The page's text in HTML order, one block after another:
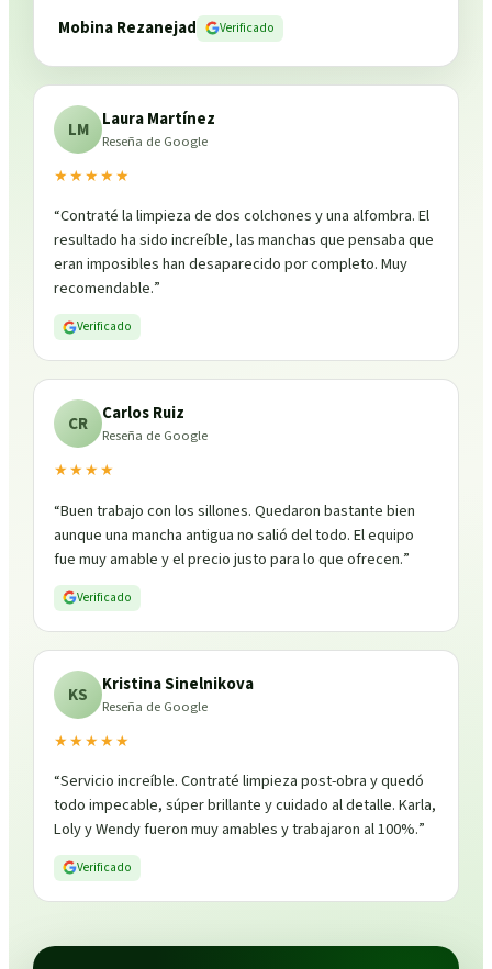
Mobina Rezanejad
Verificado
LM Laura Martínez
Reseña de Google
★★★★★
“Contraté la limpieza de dos colchones y una alfombra. El
resultado ha sido increíble, las manchas que pensaba que
eran imposibles han desaparecido por completo. Muy
recomendable.”
Verificado
CR Carlos Ruiz
Reseña de Google
★★★★
“Buen trabajo con los sillones. Quedaron bastante bien
aunque una mancha antigua no salió del todo. El equipo
fue muy amable y el precio justo para lo que ofrecen.”
Verificado
KS Kristina Sinelnikova
Reseña de Google
★★★★★
“Servicio increíble. Contraté limpieza post-obra y quedó
todo impecable, súper brillante y cuidado al detalle. Karla,
Loly y Wendy fueron muy amables y trabajaron al 100%.”
Verificado